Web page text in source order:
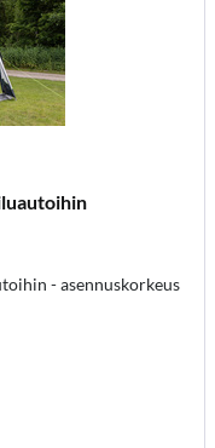
- asennuskorkeus